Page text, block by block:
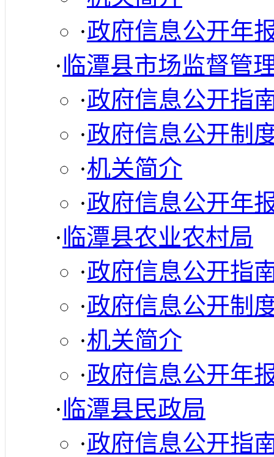
·政府信息公开年
·临潭县市场监督管
·政府信息公开指
·政府信息公开制
·机关简介
·政府信息公开年
·临潭县农业农村局
·政府信息公开指
·政府信息公开制
·机关简介
·政府信息公开年
·临潭县民政局
·政府信息公开指